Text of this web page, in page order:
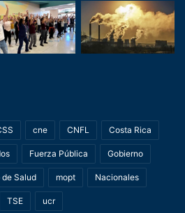
cne CNFL Costa Rica
Fuerza Pública Gobierno
Salud mopt Nacionales
TSE ucr